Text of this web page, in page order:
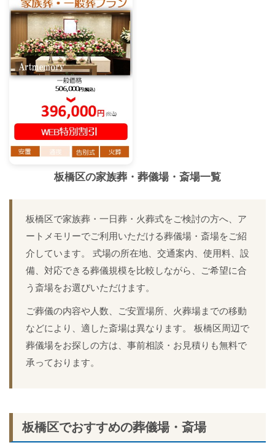
板橋区の家族葬・葬儀場・斎場一覧
板橋区で家族葬・一日葬・火葬式をご検討の方へ、ア
ートメモリーでご利用いただける葬儀場・斎場をご紹
介しています。 式場の所在地、交通案内、使用料、設
備、対応できる葬儀規模を比較しながら、ご希望に合
う斎場をお選びいただけます。
ご葬儀の内容や人数、ご安置場所、火葬場までの移動
などにより、適した斎場は異なります。 板橋区周辺で
葬儀場をお探しの方は、事前相談・お見積りも無料で
承っております。
板橋区でおすすめの葬儀場・斎場